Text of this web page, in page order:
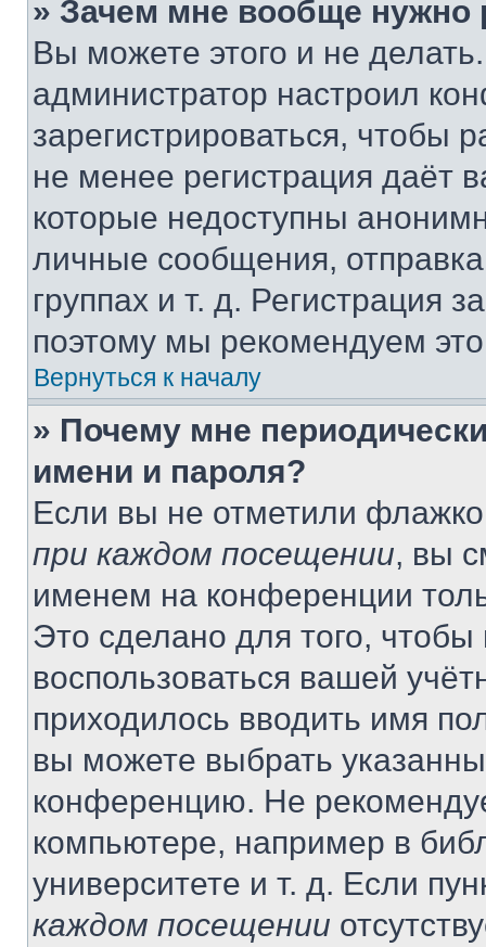
» Зачем мне вообще нужно
Вы можете этого и не
администратор настроил
зарегистрироваться, чтобы
не менее регистрация даёт
которые недоступны
личные сообщения,
группах и т. д. Регистрация
поэтому мы рекомендуем
Вернуться к началу
» Почему мне
имени и пароля?
Если вы не отметили
при каждом посещении, вы
именем на конференции
Это сделано для того, чтобы
воспользоваться вашей
приходилось вводить имя
вы можете выбрать
конференцию. Не
компьютере, например в
университете и т. д. Если
каждом посещении